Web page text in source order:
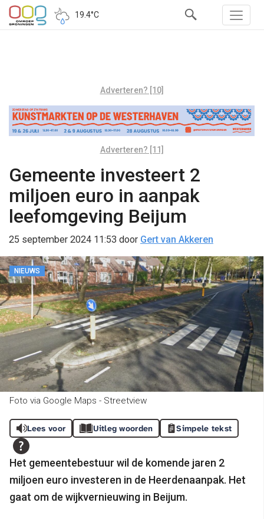
19.4°C
Adverteren? [10]
Adverteren? [11]
Gemeente investeert 2
miljoen euro in aanpak
leefomgeving Beijum
25 september 2024 11:53 door Gert van Akkeren
NIEUWS
Foto via Google Maps - Streetview
Lees voor Uitleg woorden Simpele tekst
Het gemeentebestuur wil de komende jaren 2
miljoen euro investeren in de Heerdenaanpak. Het
gaat om de wijkvernieuwing in Beijum.